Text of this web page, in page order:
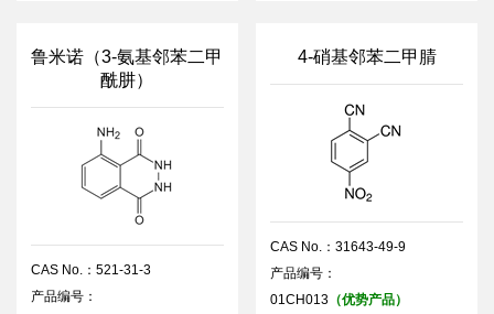
鲁米诺（3-氨基邻苯二甲
酰肼）
CAS No.：521-31-3
产品编号：
4-硝基邻苯二甲腈
CAS No.：31643-49-9
产品编号：
01CH013（优势产品）